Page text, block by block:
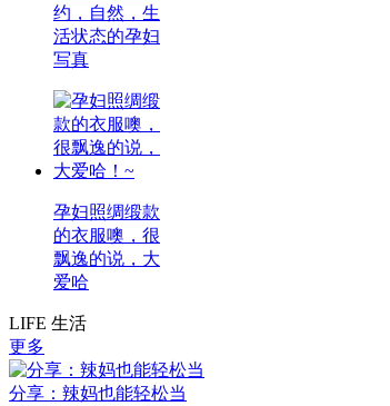
约，自然，生
活状态的孕妇
写真
孕妇照绸缎款
的衣服噢，很
飘逸的说，大
爱哈
LIFE 生活
更多
分享：辣妈也能轻松当